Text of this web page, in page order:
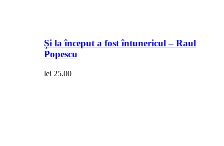
Și la început a fost întunericul – Raul
Popescu
lei 25.00